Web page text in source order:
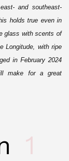
and southeast-
holds true even in
glass with scents of
Longitude, with ripe
in February 2024
make for a great
1